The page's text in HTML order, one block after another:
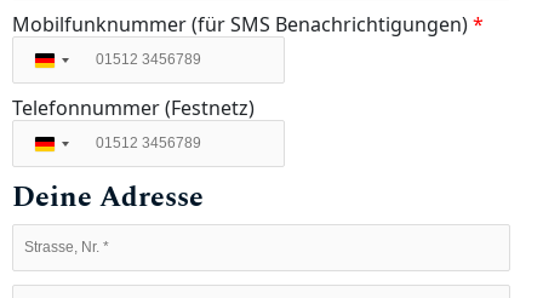
Mobilfunknummer (für SMS Benachrichtigungen)*
Deutschland
+49
Telefonnummer (Festnetz)
Deutschland
+49
Deine Adresse